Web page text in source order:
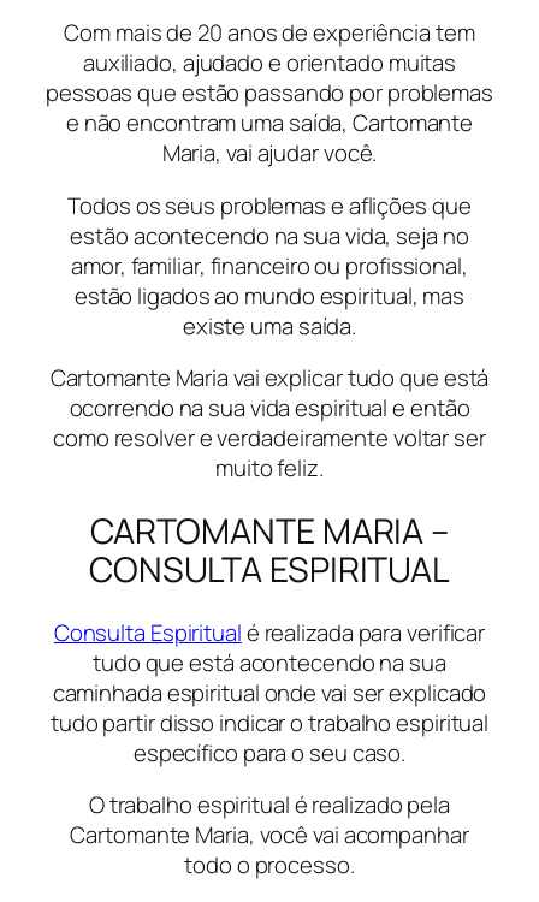
Com mais de 20 anos de experiência tem
auxiliado, ajudado e orientado muitas
pessoas que estão passando por problemas
e não encontram uma saída, Cartomante
Maria, vai ajudar você.
Todos os seus problemas e aflições que
estão acontecendo na sua vida, seja no
amor, familiar, financeiro ou profissional,
estão ligados ao mundo espiritual, mas
existe uma saída.
Cartomante Maria vai explicar tudo que está
ocorrendo na sua vida espiritual e então
como resolver e verdadeiramente voltar ser
muito feliz.
CARTOMANTE MARIA –
CONSULTA ESPIRITUAL
Consulta Espiritualé realizada para verificar
tudo que está acontecendo na sua
caminhada espiritual onde vai ser explicado
tudo partir disso indicar o trabalho espiritual
específico para o seu caso.
O trabalho espiritual é realizado pela
Cartomante Maria, você vai acompanhar
todo o processo.